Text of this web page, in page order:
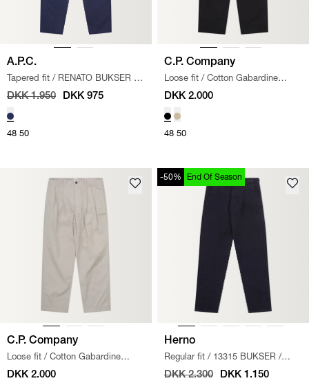
A.P.C.
Tapered fit / RENATO BUKSER /
NAVY
DKK 1.950 DKK 975
48 50
C.P. Company
Loose fit / Cotton Gabardine
Bukser / SORT
DKK 2.000
48 50
C.P. Company
Loose fit / Cotton Gabardine
Bukser / SAND
DKK 2.000
-50% End Of Season
Herno
Regular fit / 13315 BUKSER /
NAVY
DKK 2.300 DKK 1.150